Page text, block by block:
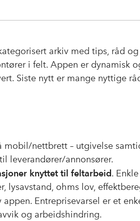
arkiv med tips, råd
i felt. Appen er dynamisk
Siste nytt er mange nyttige
mobil/nettbrett – utgivelse
leverandører/annonsører.
knyttet til feltarbeid.
lysavstand, ohms lov,
appen. Entreprisevarsel er et
og arbeidshindring.